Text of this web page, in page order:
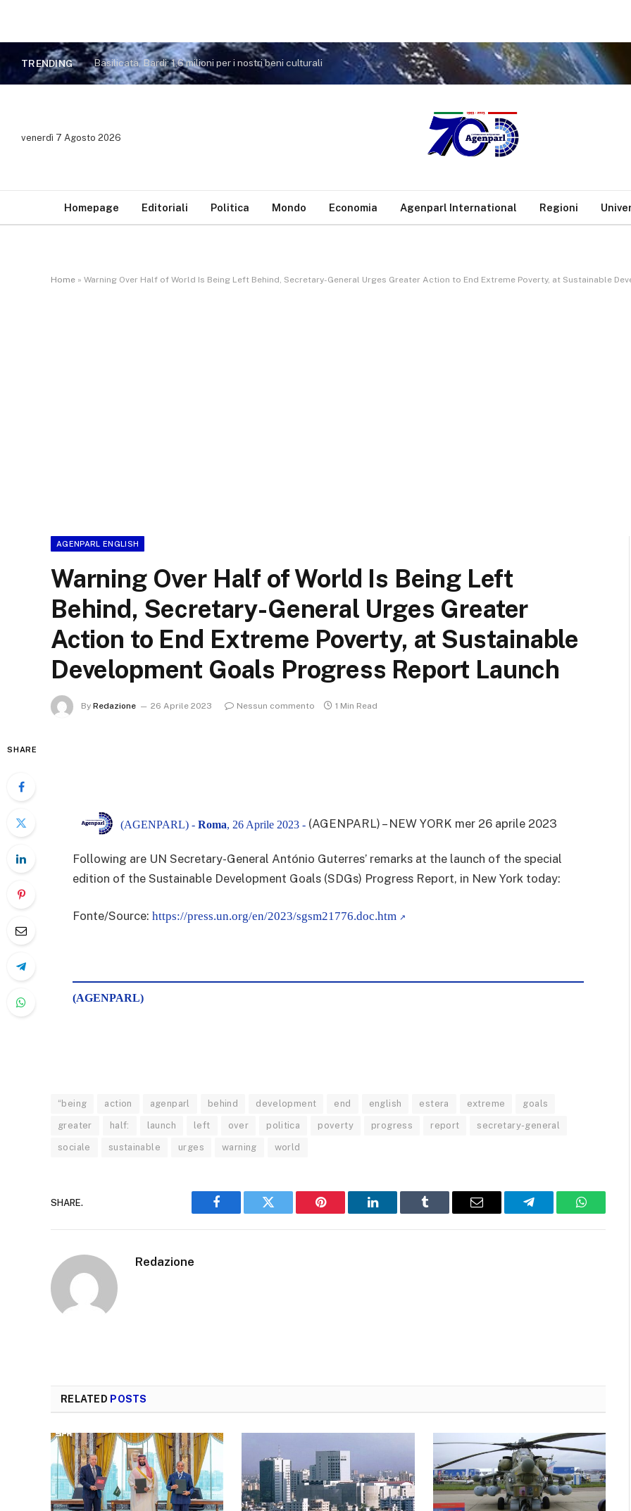
TRENDING Basilicata, Bardi: 1,6 milioni per i nostri beni culturali
venerdì 7 Agosto 2026
Homepage Editoriali Politica Mondo Economia Agenparl International Regioni
Home » Warning Over Half of World Is Being Left Behind, Secretary-General Urges Greater Action to End Extreme Poverty, at Sustainable
AGENPARL ENGLISH
Warning Over Half of World Is Being Left
Behind, Secretary-General Urges Greater
Action to End Extreme Poverty, at Sustainable
Development Goals Progress Report Launch
By Redazione 26 Aprile 2023 Nessun commento 1 Min Read
SHARE
(AGENPARL) - Roma, 26 Aprile 2023 - (AGENPARL) – NEW YORK mer 26 aprile 2023
Following are UN Secretary-General António Guterres’ remarks at the launch of the special
edition of the Sustainable Development Goals (SDGs) Progress Report, in New York today:
Fonte/Source: https://press.un.org/en/2023/sgsm21776.doc.htm
(AGENPARL)
“being action agenparl behind development end english estera extreme goals
greater half: launch left over politica poverty progress report secretary-general
sociale sustainable urges warning world
SHARE.
Facebook Twitter Pinterest LinkedIn Tumblr Email Telegram
Redazione
RELATED POSTS